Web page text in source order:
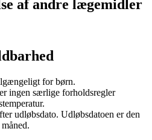
af andre lægemidler
for børn.
ingen særlige forholdsregler
udløbsdato. Udløbsdatoen er den